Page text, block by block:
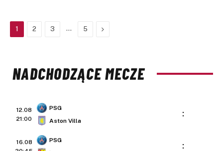
1 2 3 … 5 Next
NADCHODZĄCE MECZE
12.08
21:00
PSG
Aston Villa
:
16.08
PSG
: